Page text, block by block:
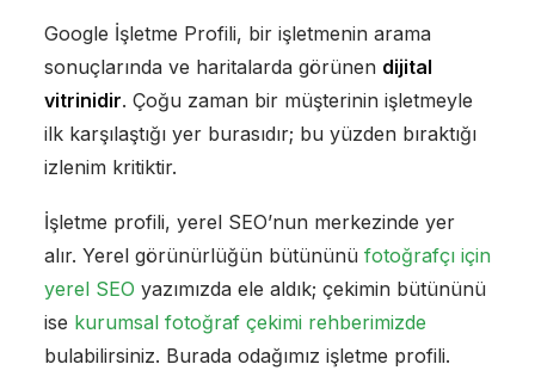
Google İşletme Profili, bir işletmenin arama
sonuçlarında ve haritalarda görünen dijital
vitrinidir. Çoğu zaman bir müşterinin işletmeyle
ilk karşılaştığı yer burasıdır; bu yüzden bıraktığı
izlenim kritiktir.
İşletme profili, yerel SEO’nun merkezinde yer
alır. Yerel görünürlüğün bütününü fotoğrafçı için
yerel SEO yazımızda ele aldık; çekimin bütününü
ise kurumsal fotoğraf çekimi rehberimizde
bulabilirsiniz. Burada odağımız işletme profili.